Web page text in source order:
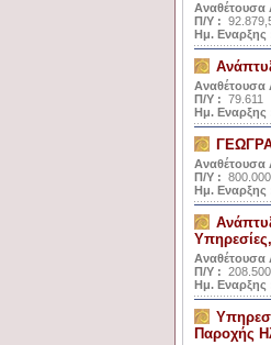
Αναθέτουσα
Π/Υ :
Ημ. Εναρξης
Αναθέτουσα
Π/Υ : 79.611
Ημ. Εναρξης
Αναθέτουσα
Π/Υ : 800.000
Ημ. Εναρξης
Αναθέτουσα
Π/Υ : 208.500
Ημ. Εναρξης
Παροχής